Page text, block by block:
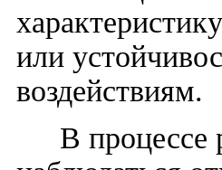
или
воздействиям.
В процессе